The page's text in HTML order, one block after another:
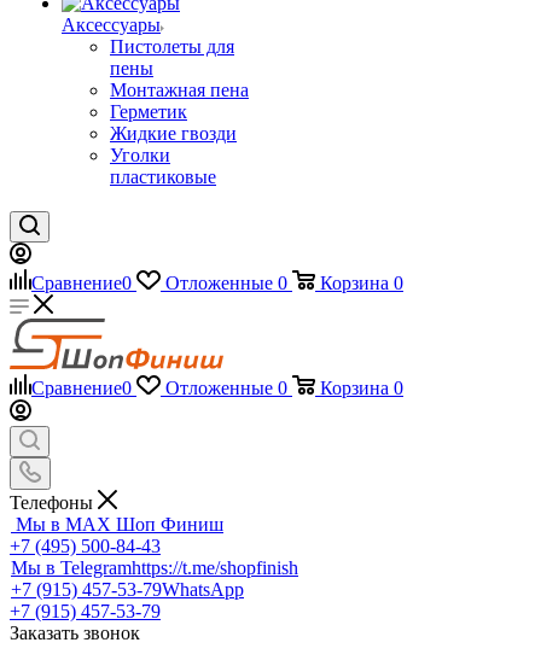
Аксессуары
Пистолеты для
пены
Монтажная пена
Герметик
Жидкие гвозди
Уголки
пластиковые
Сравнение0 Отложенные 0 Корзина 0
Сравнение0 Отложенные 0 Корзина 0
Телефоны
Мы в MAX Шоп Финиш
+7 (495) 500-84-43
Мы в Telegramhttps://t.me/shopfinish
+7 (915) 457-53-79WhatsApp
+7 (915) 457-53-79
Заказать звонок